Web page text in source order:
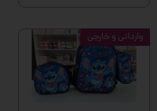
وارداتی و خارجی